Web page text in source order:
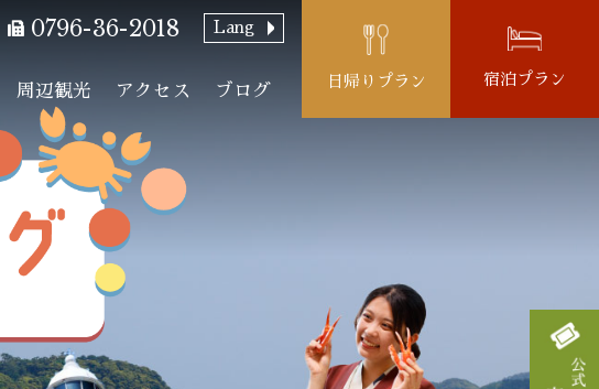
0796-36-2018 Lang
周辺観光 アクセス ブログ
日帰りプラン 宿泊プラン